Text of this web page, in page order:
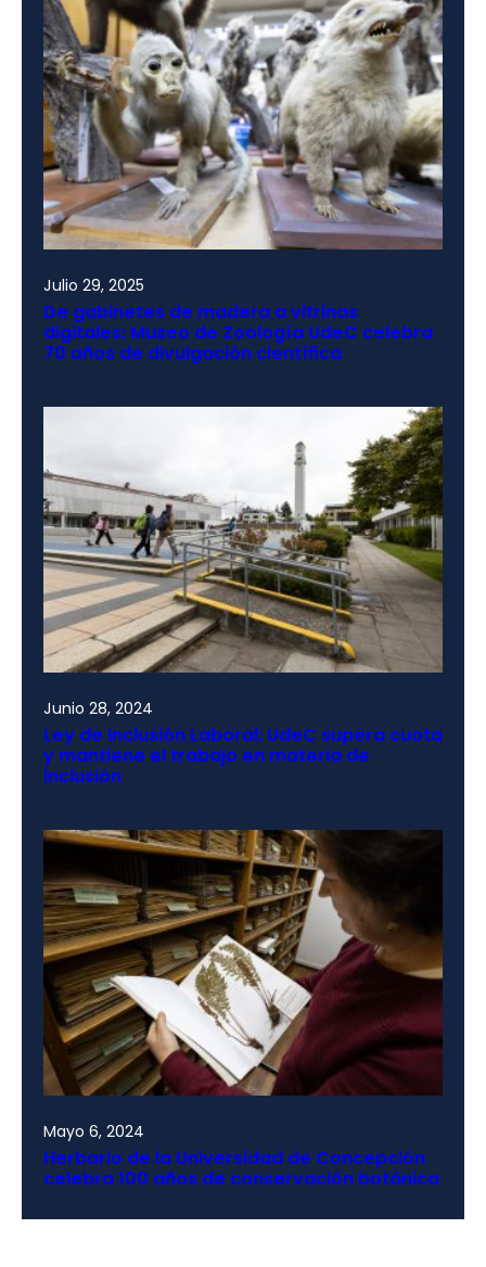
Julio 29, 2025
De gabinetes de madera a vitrinas
digitales: Museo de Zoología UdeC celebra
70 años de divulgación científica
Junio 28, 2024
Ley de Inclusión Laboral: UdeC supera cuota
y mantiene el trabajo en materia de
inclusión
Mayo 6, 2024
Herbario de la Universidad de Concepción
celebra 100 años de conservación botánica